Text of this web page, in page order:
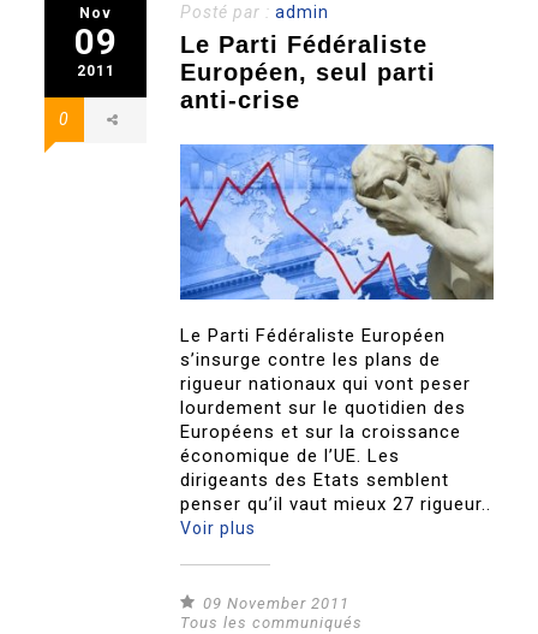
Nov
09
2011
0
Posté par :admin
Le Parti Fédéraliste
Européen, seul parti
anti-crise
Le Parti Fédéraliste Européen
s’insurge contre les plans de
rigueur nationaux qui vont peser
lourdement sur le quotidien des
Européens et sur la croissance
économique de l’UE. Les
dirigeants des Etats semblent
penser qu’il vaut mieux 27 rigueur..
Voir plus
09 November 2011
Tous les communiqués